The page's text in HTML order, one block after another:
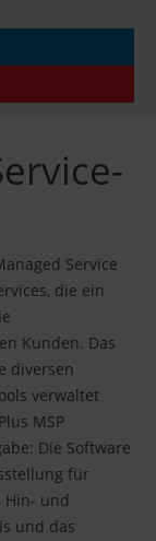
Service
die ein
Kunden. Das
diversen
verwaltet
MSP
Die Software
für
Hin- und
und das